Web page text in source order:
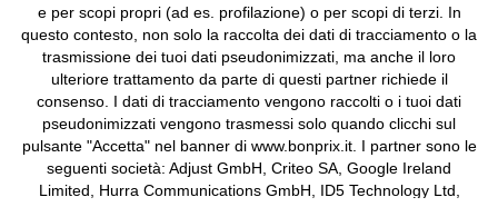
e per scopi propri (ad es. profilazione) o per scopi di terzi. In
questo contesto, non solo la raccolta dei dati di tracciamento o la
trasmissione dei tuoi dati pseudonimizzati, ma anche il loro
ulteriore trattamento da parte di questi partner richiede il
consenso. I dati di tracciamento vengono raccolti o i tuoi dati
pseudonimizzati vengono trasmessi solo quando clicchi sul
pulsante "Accetta" nel banner di www.bonprix.it. I partner sono le
seguenti società: Adjust GmbH, Criteo SA, Google Ireland
Limited, Hurra Communications GmbH, ID5 Technology Ltd,